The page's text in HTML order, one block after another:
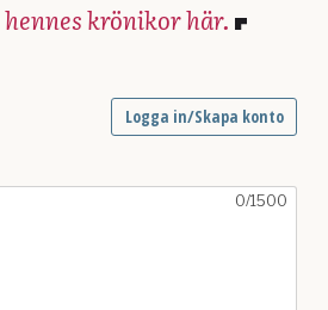
hennes krönikor här.